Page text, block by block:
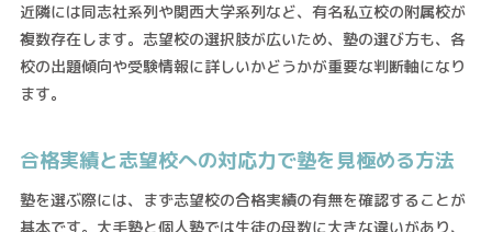
近隣には同志社系列や関西大学系列など、有名私立校の附属校が
複数存在します。志望校の選択肢が広いため、塾の選び方も、各
校の出題傾向や受験情報に詳しいかどうかが重要な判断軸になり
ます。
合格実績と志望校への対応力で塾を見極める方法
塾を選ぶ際には、まず志望校の合格実績の有無を確認することが
基本です。大手塾と個人塾では生徒の母数に大きな違いがあり、